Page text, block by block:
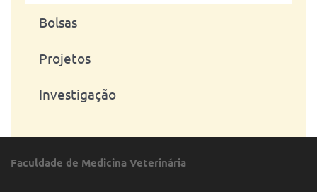
Bolsas
Projetos
Investigação
Faculdade de Medicina Veterinária